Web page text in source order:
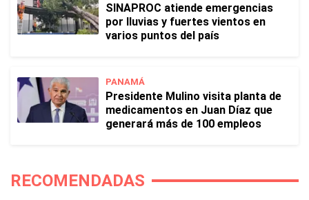
SINAPROC atiende emergencias
por lluvias y fuertes vientos en
varios puntos del país
PANAMÁ
Presidente Mulino visita planta de
medicamentos en Juan Díaz que
generará más de 100 empleos
RECOMENDADAS